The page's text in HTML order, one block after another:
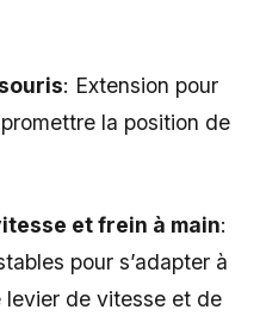
: Extension pour
la position de
et frein à main:
pour s’adapter à
levier de vitesse et de